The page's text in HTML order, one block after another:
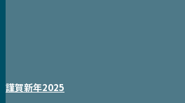
謹賀新年2025